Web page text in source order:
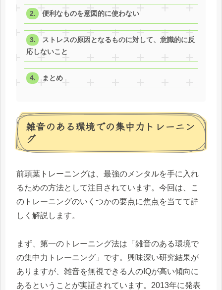
便利なものを意図的に使わない
ストレスの原因となるものに対して、意識的に反
応しないこと
まとめ
雑音のある環境での集中力トレーニン
グ
前頭葉トレーニングは、最強のメンタルを手に入れ
るための方法として注目されています。今回は、こ
のトレーニングのいくつかの要点に焦点を当てて詳
しく解説します。
まず、第一のトレーニング法は「雑音のある環境で
の集中力トレーニング」です。興味深い研究結果が
ありますが、雑音を無視できる人のIQが高い傾向に
あるということが実証されています。2013年に発表